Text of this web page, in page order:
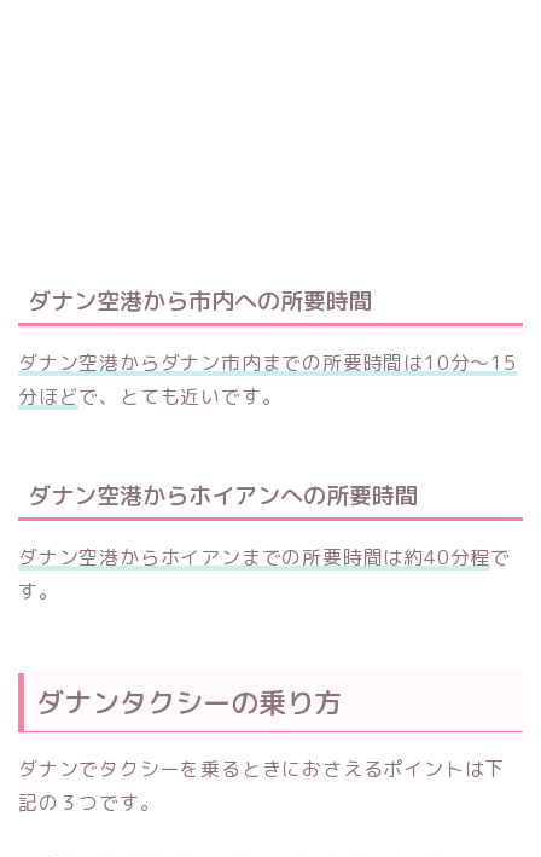
ダナン空港から市内への所要時間
ダナン空港からダナン市内までの所要時間は10分〜15
分ほどで、とても近いです。
ダナン空港からホイアンへの所要時間
ダナン空港からホイアンまでの所要時間は約40分程で
す。
ダナンタクシーの乗り方
ダナンでタクシーを乗るときにおさえるポイントは下
記の３つです。